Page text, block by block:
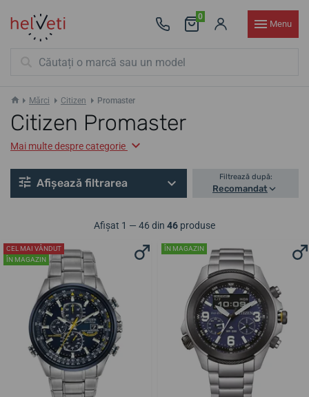
0
Menu
Mărci Citizen Promaster
Citizen Promaster
Mai multe despre categorie
Afișează filtrarea Filtrează după:
Recomandat
Afișat 1 — 46 din 46 produse
CEL MAI VÂNDUT
ÎN MAGAZIN
ÎN MAGAZIN